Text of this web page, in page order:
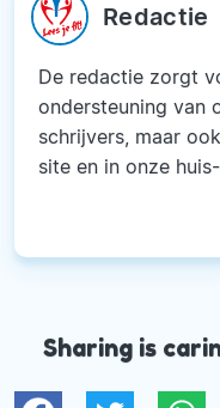
Redactie
De redactie zorgt
ondersteuning van
schrijvers, maar
site en in onze
Sharing is